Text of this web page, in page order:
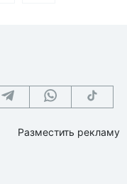
Разместить рекламу